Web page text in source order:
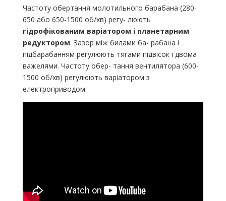
Частоту обертання молотильного барабана (280-
650 або 650-1500 об/хв) регу- люють
гідрофікованим варіатором і планетарним
редуктором. Зазор між билами ба- рабана і
підбарабанням регулюють тягами підвісок і двома
важелями. Частоту обер- тання вентилятора (600-
1500 об/хв) регулюють варіатором з
електроприводом.